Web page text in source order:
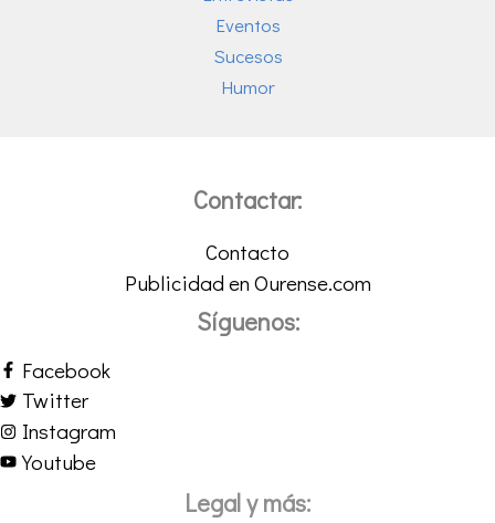
Eventos
Sucesos
Humor
Contactar:
Contacto
Publicidad en Ourense.com
Síguenos:
Facebook
Twitter
Instagram
Youtube
Legal y más: